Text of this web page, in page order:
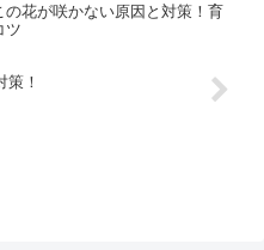
の花が咲かない原因と対策！育
ツ
策！